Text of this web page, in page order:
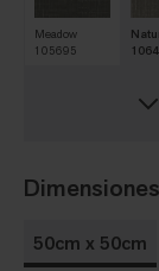
Meadow
105695
105698
Dimensiones
50cm x 50cm